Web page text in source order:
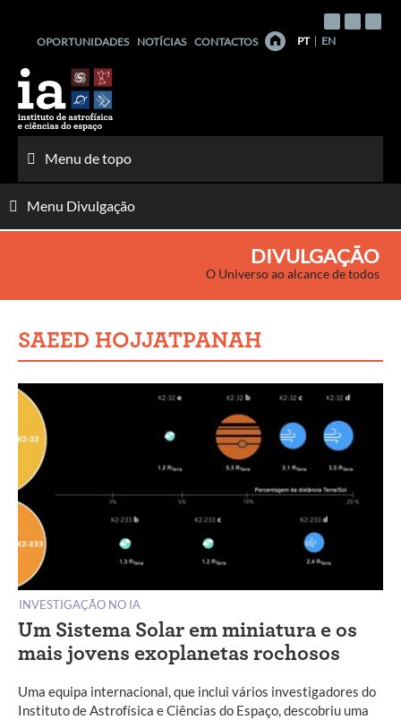
conteúdo
OPORTUNIDADES NOTÍCIAS CONTACTOS PT EN
Menu de topo
Menu Divulgação
DIVULGAÇÃO
O Universo ao alcance de todos
SAEED HOJJATPANAH
INVESTIGAÇÃO NO IA
Um Sistema Solar em miniatura e os
mais jovens exoplanetas rochosos
Uma equipa internacional, que inclui vários investigadores do
Instituto de Astrofísica e Ciências do Espaço, descobriu uma